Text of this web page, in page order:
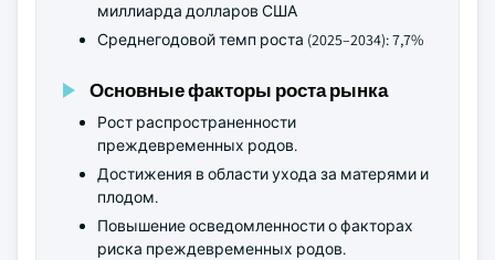
миллиарда долларов США
Среднегодовой темп роста (2025–2034): 7,7%
Основные факторы роста рынка
Рост распространенности
преждевременных родов.
Достижения в области ухода за матерями и
плодом.
Повышение осведомленности о факторах
риска преждевременных родов.